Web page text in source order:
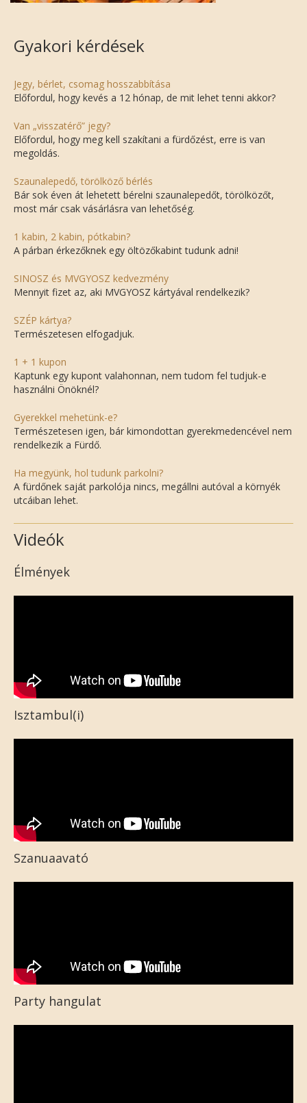
Gyakori kérdések
Jegy, bérlet, csomag hosszabbítása
Előfordul, hogy kevés a 12 hónap, de mit lehet tenni akkor?
Van „visszatérő” jegy?
Előfordul, hogy meg kell szakítani a fürdőzést, erre is van
megoldás.
Szaunalepedő, törölköző bérlés
Bár sok éven át lehetett bérelni szaunalepedőt, törölközőt,
most már csak vásárlásra van lehetőség.
1 kabin, 2 kabin, pótkabin?
A párban érkezőknek egy öltözőkabint tudunk adni!
SINOSZ és MVGYOSZ kedvezmény
Mennyit fizet az, aki MVGYOSZ kártyával rendelkezik?
SZÉP kártya?
Természetesen elfogadjuk.
1 + 1 kupon
Kaptunk egy kupont valahonnan, nem tudom fel tudjuk-e
használni Önöknél?
Gyerekkel mehetünk-e?
Természetesen igen, bár kimondottan gyerekmedencével nem
rendelkezik a Fürdő.
Ha megyünk, hol tudunk parkolni?
A fürdőnek saját parkolója nincs, megállni autóval a környék
utcáiban lehet.
Videók
Élmények
Isztambul(i)
Szanuaavató
Party hangulat